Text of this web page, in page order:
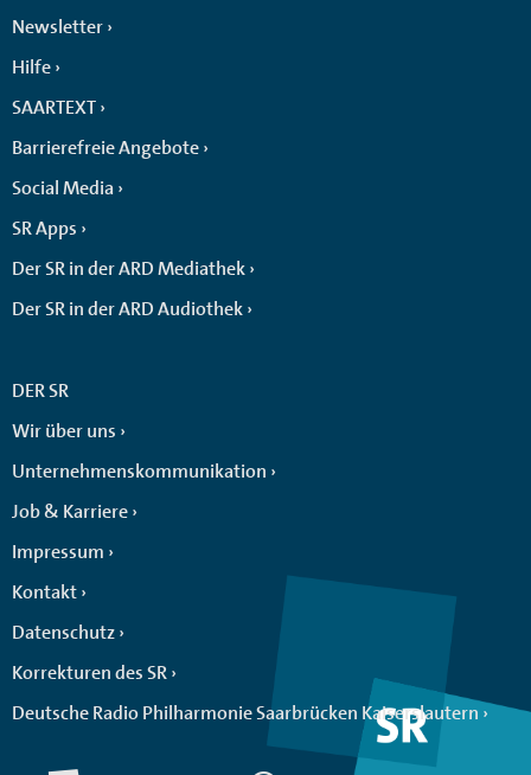
Newsletter
Hilfe
SAARTEXT
Barrierefreie Angebote
Social Media
SR Apps
Der SR in der ARD Mediathek
Der SR in der ARD Audiothek
DER SR
Wir über uns
Unternehmenskommunikation
Job & Karriere
Impressum
Kontakt
Datenschutz
Korrekturen des SR
Deutsche Radio Philharmonie Saarbrücken Kaiserslautern